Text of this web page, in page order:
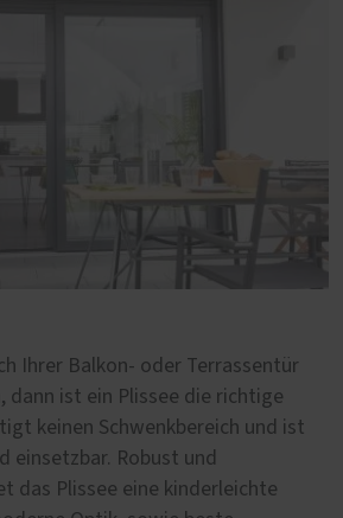
Ihrer Balkon- oder Terrassentür
dann ist ein Plissee die richtige
keinen Schwenkbereich und ist
einsetzbar. Robust und
das Plissee eine kinderleichte